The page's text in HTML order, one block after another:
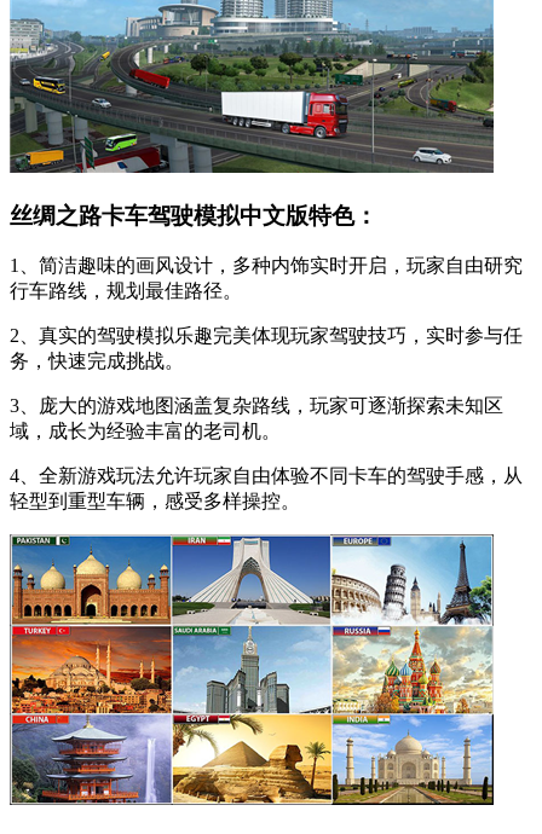
丝绸之路卡车驾驶模拟中文版特色：
1、简洁趣味的画风设计，多种内饰实时开启，玩家自由研究
行车路线，规划最佳路径。
2、真实的驾驶模拟乐趣完美体现玩家驾驶技巧，实时参与任
务，快速完成挑战。
3、庞大的游戏地图涵盖复杂路线，玩家可逐渐探索未知区
域，成长为经验丰富的老司机。
4、全新游戏玩法允许玩家自由体验不同卡车的驾驶手感，从
轻型到重型车辆，感受多样操控。